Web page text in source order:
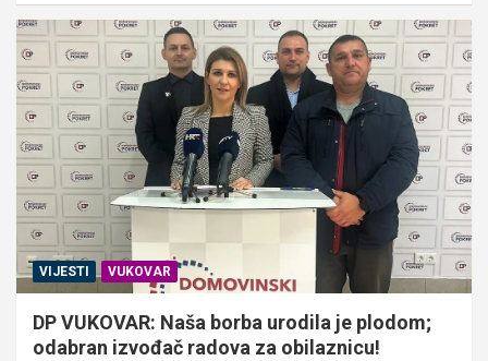
VIJESTI VUKOVAR
DP VUKOVAR: Naša borba urodila je plodom;
odabran izvođač radova za obilaznicu!